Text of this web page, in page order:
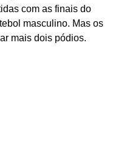
com as finais do
masculino. Mas os
mais dois pódios.